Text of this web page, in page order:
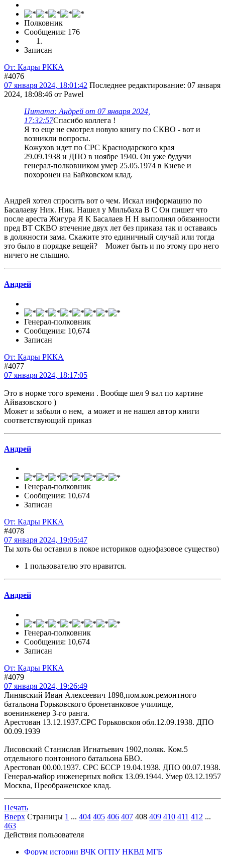
Полковник
Сообщения: 176
Записан
От: Кадры РККА
#4076
07 января 2024, 18:01:42 Последнее редактирование: 07 января
2024, 18:08:46 от Pawel
Цитата: Андрей от 07 января 2024,
17:32:57Спасибо коллега !
Я то еще не смотрел новую книгу по СКВО - вот и
возникли вопросы.
Кожухов идет по СРС Краснодарского края
29.09.1938 и ДПО в ноябре 1940. Он уже будучи
генерал-полковником умер 25.05.1974 в Киеве и
похоронен на Байковском клад.
Андрей хотел спросить вот о чем. Искал информацию по
Басалаеву Ник. Ник. Нашел у Мильбаха В С Он пишет что
после ареста Жигура Я К Басалаев Н Н выполнял обязанности
пред ВТ СКВО втечение двух лет без приказа так и оставаясь
в должности зама. Скажите это единичный случай или тогда
это было в порядке вещей? Может быть и по этому про него
ничего не слышно.
Андрей
Генерал-полковник
Сообщения: 10,674
Записан
От: Кадры РККА
#4077
07 января 2024, 18:17:05
Это в норме того времени . Вообще шел 9 вал по картине
Айвазовского )
Может и забыли о нем, а может и не нашел автор книги
соответствующий приказ
Андрей
Генерал-полковник
Сообщения: 10,674
Записан
От: Кадры РККА
#4078
07 января 2024, 19:05:47
Ты хоть бы оставил в покое историков однофазовое существо)
1 пользователю это нравится.
Андрей
Генерал-полковник
Сообщения: 10,674
Записан
От: Кадры РККА
#4079
07 января 2024, 19:26:49
Линявский Иван Алексеевич 1898,пом.ком.ремонтного
батальона Горьковского бронетанковое училище,
военинженер 3-го ранга.
Арестован 13.12.1937.СРС Горьковскоя обл.12.09.1938. ДПО
00.09.1939
Лисовский Станислав Игнатьевич 1902,поляк. Ком.5
отдельного понтонного батальона БВО.
Арестован 00.00.1937. СРС БССР 19.04.1938. ДПО 00.07.1938.
Генерал-майор инженерных войск 13.09.1944. Умер 03.12.1957
Москва, Преображенское клад.
Печать
Вверх Страницы 1 ... 404 405 406 407 408 409 410 411 412 ...
463
Действия пользователя
Форум истории ВЧК ОГПУ НКВД МГБ